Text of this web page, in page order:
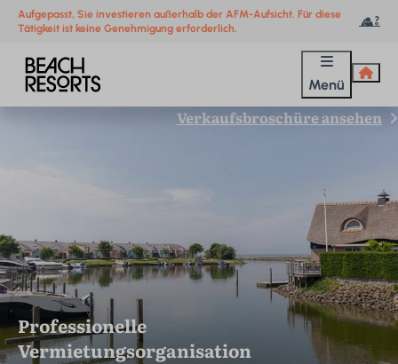
Aufgepasst, Sie investieren außerhalb der AFM-Aufsicht. Für diese
Tätigkeit ist keine Genehmigung erforderlich.
Menü
Professionelle
Vermietungsorganisation
Verkaufsbroschüre ansehen